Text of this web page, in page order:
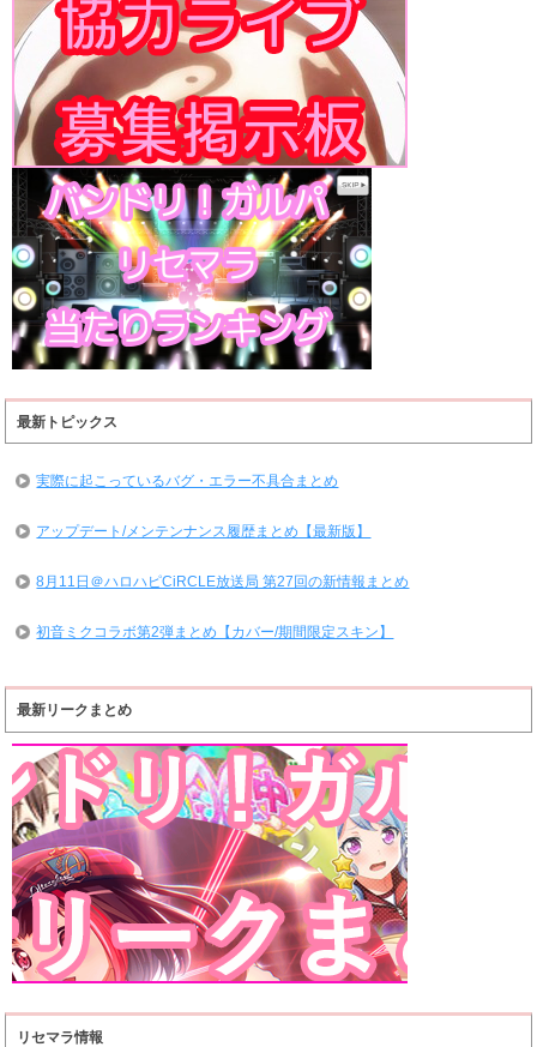
最新トピックス
実際に起こっているバグ・エラー不具合まとめ
アップデート/メンテンナンス履歴まとめ【最新版】
8月11日＠ハロハピCiRCLE放送局 第27回の新情報まとめ
初音ミクコラボ第2弾まとめ【カバー/期間限定スキン】
最新リークまとめ
リセマラ情報